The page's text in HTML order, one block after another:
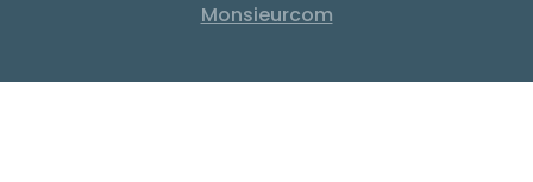
Monsieurcom